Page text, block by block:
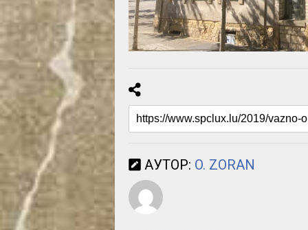
АУТОР: O. ZORAN